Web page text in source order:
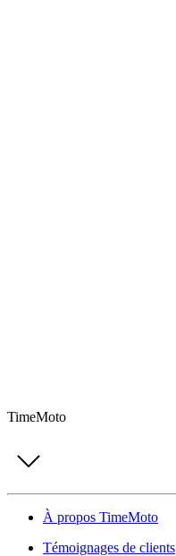
TimeMoto
À propos TimeMoto
Témoignages de clients